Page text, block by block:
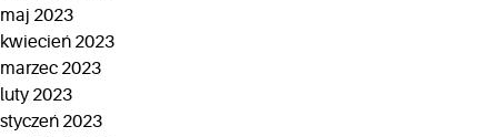
maj 2023
kwiecień 2023
marzec 2023
luty 2023
styczeń 2023